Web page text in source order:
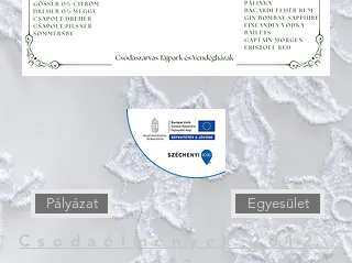
Pályázat Egyesület
Csodaélmények 2012